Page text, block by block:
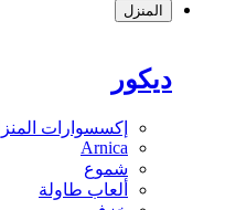
المنزل
ديكور
إكسسوارات
Arnica
شموع
ألعاب طاولة